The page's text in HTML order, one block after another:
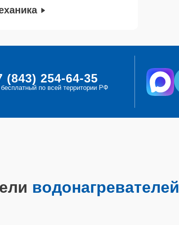
(843) 254-64-35
по всей территории РФ